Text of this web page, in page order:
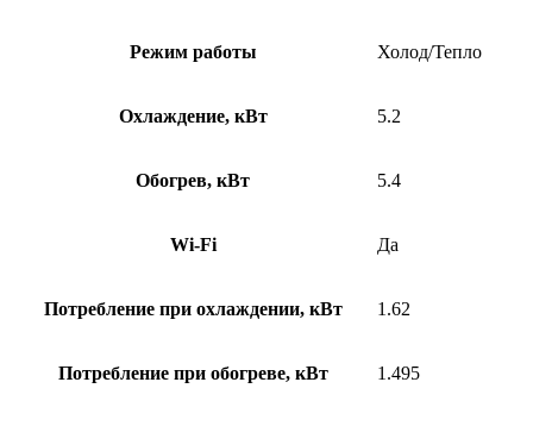
Режим работы Холод/Тепло
Охлаждение, кВт 5.2
Обогрев, кВт 5.4
Wi-Fi Да
Потребление при охлаждении, кВт 1.62
Потребление при обогреве, кВт 1.495